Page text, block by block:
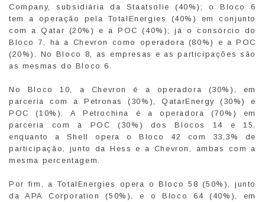
Company, subsidiária da Staatsolie (40%); o Bloco 6
tem a operação pela TotalEnergies (40%) em conjunto
com a Qatar (20%) e a POC (40%); já o consórcio do
Bloco 7, há a Chevron como operadora (80%) e a POC
(20%). No Bloco 8, as empresas e as participações são
as mesmas do Bloco 6.
No Bloco 10, a Chevron é a operadora (30%), em
parceria com a Petronas (30%), QatarEnergy (30%) e
POC (10%). A Petrochina é a operadora (70%) em
parceria com a POC (30%) dos Blocos 14 e 15,
enquanto a Shell opera o Bloco 42 com 33,3% de
participação, junto da Hess e a Chevron, ambas com a
mesma percentagem.
Por fim, a TotalEnergies opera o Bloco 58 (50%), junto
da APA Corporation (50%), e o Bloco 64 (40%), em